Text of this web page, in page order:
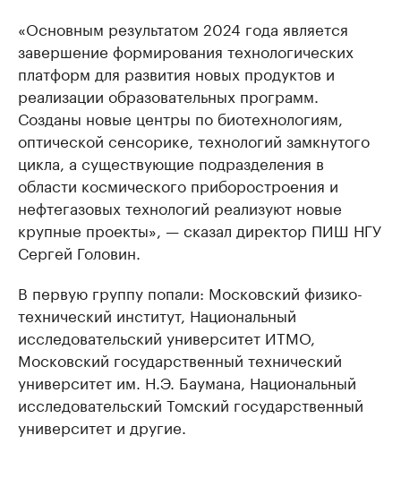
«Основным результатом 2024 года является
завершение формирования технологических
платформ для развития новых продуктов и
реализации образовательных программ.
Созданы новые центры по биотехнологиям,
оптической сенсорике, технологий замкнутого
цикла, а существующие подразделения в
области космического приборостроения и
нефтегазовых технологий реализуют новые
крупные проекты», — сказал директор ПИШ НГУ
Сергей Головин.
В первую группу попали: Московский физико-
технический институт, Национальный
исследовательский университет ИТМО,
Московский государственный технический
университет им. Н.Э. Баумана, Национальный
исследовательский Томский государственный
университет и другие.